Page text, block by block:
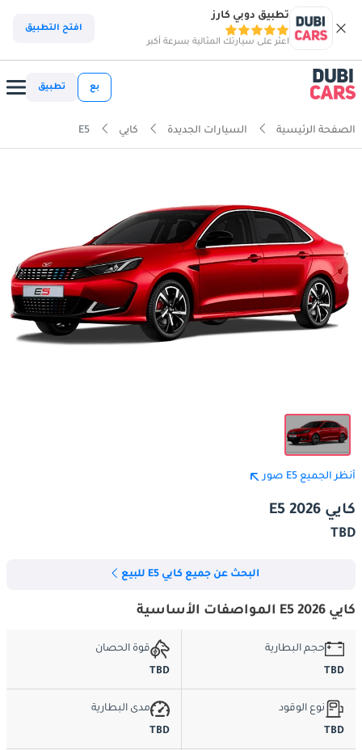
تطبيق دوبي كارز
اعثر على سيارتك المثالية بسرعة أكبر
افتح التطبيق
بع تطبيق
الصفحة الرئيسية السيارات الجديدة كايي E5
أنظر الجميع E5 صور
كايي E5 2026
TBD
البحث عن جميع كايي E5 للبيع
كايي E5 2026 المواصفات الأساسية
حجم البطارية
TBD
قوة الحصان
TBD
نوع الوقود
TBD
مدى البطارية
TBD